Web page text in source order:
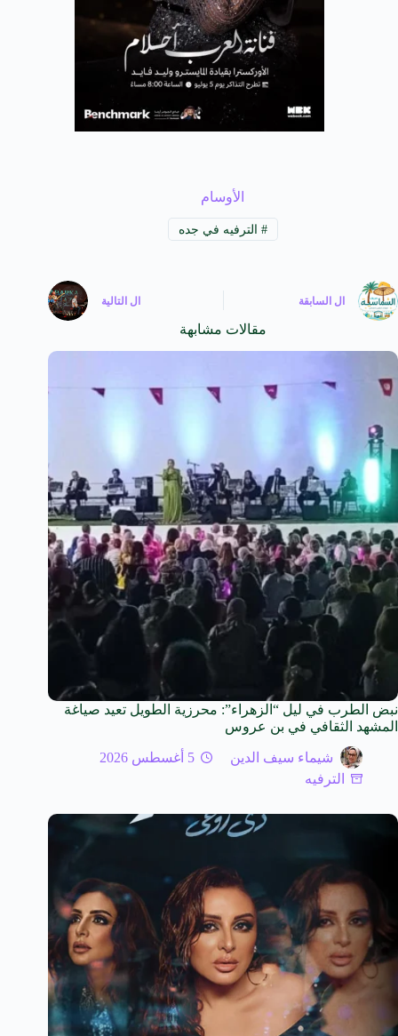
الأوسام
# الترفيه في جده
ال السابقة ال التالية
مقالات مشابهة
نبض الطرب في ليل “الزهراء”: محرزية الطويل تعيد صياغة
المشهد الثقافي في بن عروس
شيماء سيف الدين
5 أغسطس 2026
الترفيه